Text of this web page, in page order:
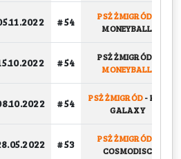
# 54 PSŻ ŻMIGRÓD
MONEYBALL
# 54 PSŻ ŻMIGRÓD
MONEYBALL
# 54 PSŻ ŻMIGRÓD-KFV
GALAXY
# 53 PSŻ ŻMIGRÓD
COSMODISC